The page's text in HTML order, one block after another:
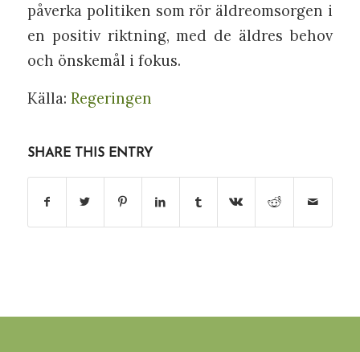
påverka politiken som rör äldreomsorgen i
en positiv riktning, med de äldres behov
och önskemål i fokus.
Källa: Regeringen
SHARE THIS ENTRY